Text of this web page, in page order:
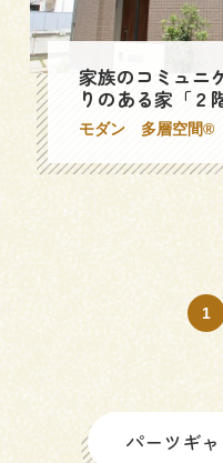
家族のコミュニ
りのある家「２
モダン 多層空間®
1
パーツギ